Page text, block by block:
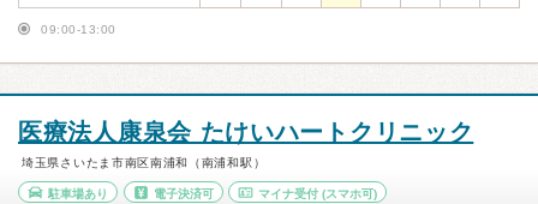
09:00-13:00
医療法人康泉会 たけいハートクリニック
埼玉県さいたま市南区南浦和（南浦和駅）
駐車場あり 電子決済可 マイナ受付 (スマホ可)